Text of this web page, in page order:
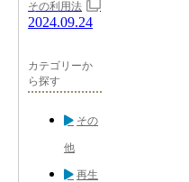
その利用法
2024.09.24
カテゴリーか
ら探す
その
他
再生